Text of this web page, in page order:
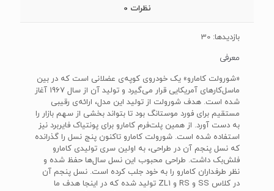
نظرات 0
بازدیدها: 30
معرفی
«شورولت کامارو» یک خودروی کوپه‌ی عضلانی است که در بین
ماسل‌کارهای آمریکایی قرار می‌گیرد و تولید آن از سال 1967 آغاز
شده است. هدف شورولت از تولید این مدل، ارائه‌ی رقیبی
مستقیم برای فورد موستانگ بود تا بتواند بخشی از سهم بازار را
به دست آورد. از همین پلت‌فرم کامارو برای پونتیاک فایربرد نیز
استفاده شده است. شورولت کامارو تاکنون پنج نسل را گذرانده
که نسل پنجم آن در طراحی، به اولین سری تولیدی کامارو
فلش‌بک داشت. طراحی محبوب این نسل سال‌ها حفظ شده و
نظر طرفداران کامارو را به خود جلب کرده است. نسل پنجم آن
در کلاس SS و RS و ZL1 تولید شده که در اینجا هدف ما